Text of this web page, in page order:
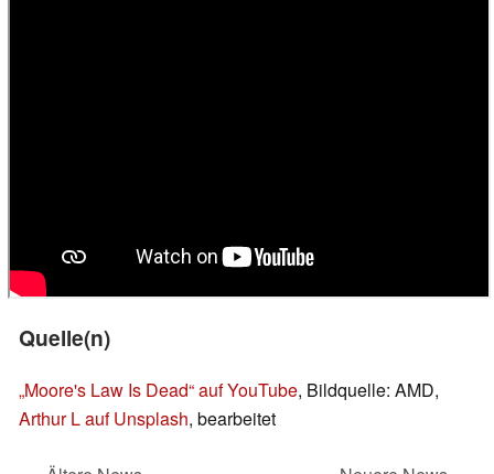
Quelle(n)
„Moore's Law Is Dead“ auf YouTube, Bildquelle: AMD,
Arthur L auf Unsplash, bearbeitet